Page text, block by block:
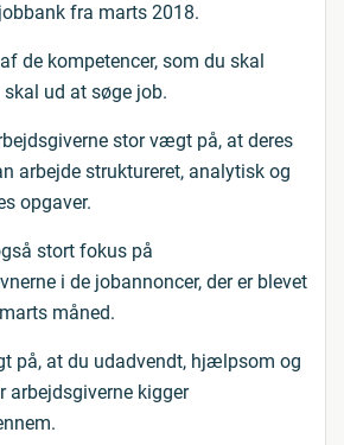
fra marts 2018.
de kompetencer, som du skal
ud at søge job.
stor vægt på, at deres
arbejde struktureret, analytisk og
opgaver.
stort fokus på
i de jobannoncer, der er blevet
måned.
på, at du udadvendt, hjælpsom og
arbejdsgiverne kigger